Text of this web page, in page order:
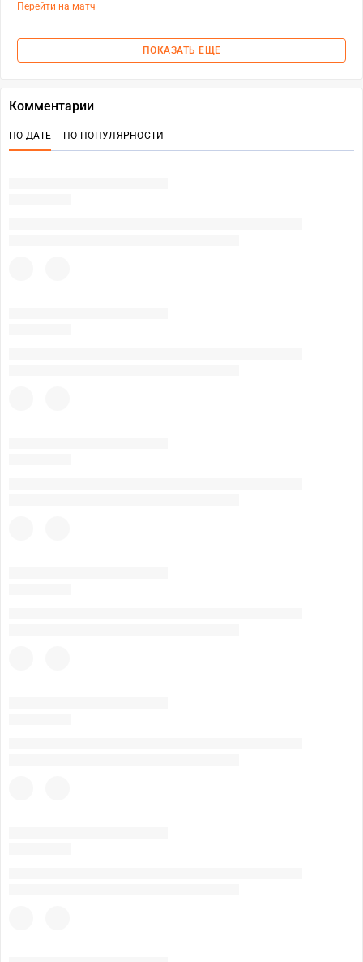
Перейти на матч
ПОКАЗАТЬ ЕЩЕ
Комментарии
ПО ДАТЕ ПО ПОПУЛЯРНОСТИ